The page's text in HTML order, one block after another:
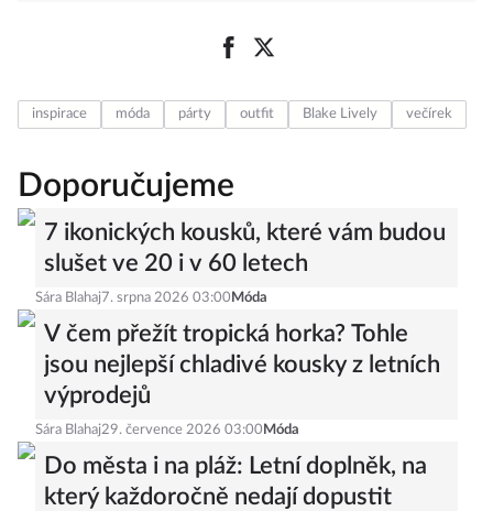
inspirace móda párty outfit Blake Lively večírek
Doporučujeme
7 ikonických kousků, které vám budou
slušet ve 20 i v 60 letech
Sára Blahaj 7. srpna 2026 03:00 Móda
V čem přežít tropická horka? Tohle
jsou nejlepší chladivé kousky z letních
výprodejů
Sára Blahaj29. července 2026 03:00 Móda
Do města i na pláž: Letní doplněk, na
který každoročně nedají dopustit